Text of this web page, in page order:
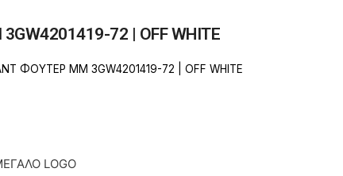
72 | OFF WHITE
ΦΟΥΤΕΡ ΜΜ 3GW4201419-72 | OFF WHITE
LOGO